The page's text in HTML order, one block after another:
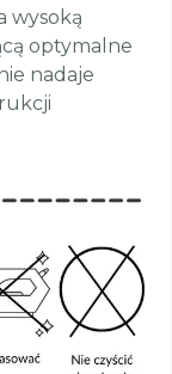
wysoką
optymalne
nadaje